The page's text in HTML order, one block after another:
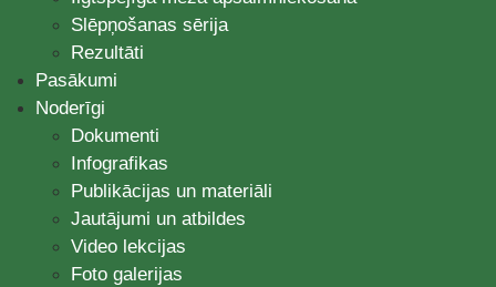
Slēpņošanas sērija
Rezultāti
Pasākumi
Noderīgi
Dokumenti
Infografikas
Publikācijas un materiāli
Jautājumi un atbildes
Video lekcijas
Foto galerijas